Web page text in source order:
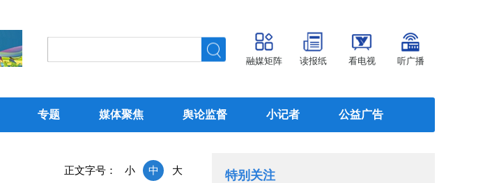
融媒矩阵 读报纸 看电视 听广播
专题 媒体聚焦 舆论监督 小记者 公益广告
正文字号： 小 中 大 特别关注